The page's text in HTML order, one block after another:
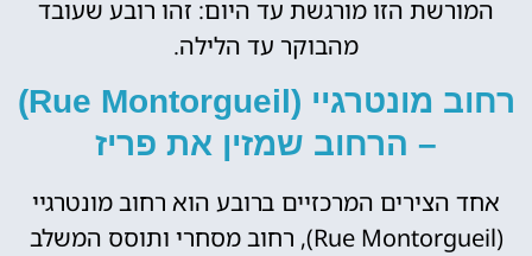
המורשת הזו מורגשת עד היום: זהו רובע שעובד
מהבוקר עד הלילה.
רחוב מונטרגיי (Rue Montorgueil)
– הרחוב שמזין את פריז
אחד הצירים המרכזיים ברובע הוא רחוב מונטרגיי
(Rue Montorgueil), רחוב מסחרי ותוסס המשלב